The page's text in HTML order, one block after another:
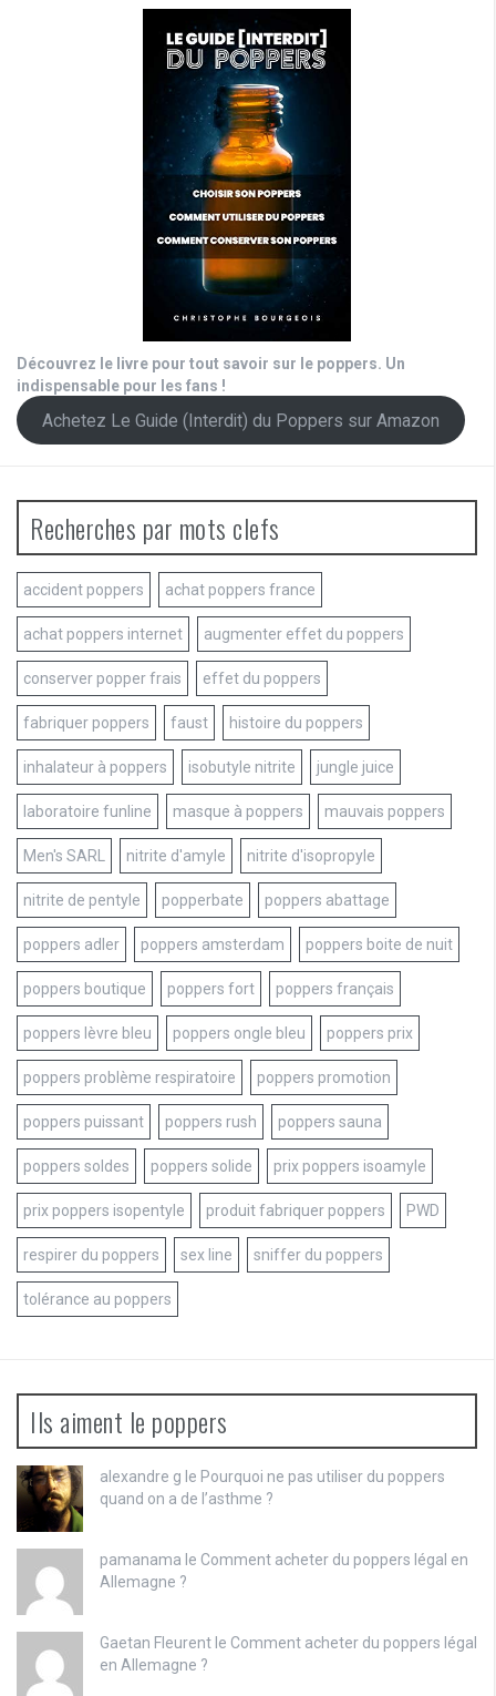
Découvrez le livre pour tout savoir sur le poppers. Un
indispensable pour les fans !
Achetez Le Guide (Interdit) du Poppers sur Amazon
Recherches par mots clefs
accident poppers achat poppers france
achat poppers internet augmenter effet du poppers
conserver popper frais effet du poppers
fabriquer poppers faust histoire du poppers
inhalateur à poppers isobutyle nitrite jungle juice
laboratoire funline masque à poppers mauvais poppers
Men's SARL nitrite d'amyle nitrite d'isopropyle
nitrite de pentyle popperbate poppers abattage
poppers adler poppers amsterdam poppers boite de nuit
poppers boutique poppers fort poppers français
poppers lèvre bleu poppers ongle bleu poppers prix
poppers problème respiratoire poppers promotion
poppers puissant poppers rush poppers sauna
poppers soldes poppers solide prix poppers isoamyle
prix poppers isopentyle produit fabriquer poppers PWD
respirer du poppers sex line sniffer du poppers
tolérance au poppers
Ils aiment le poppers
alexandre g le Pourquoi ne pas utiliser du poppers
quand on a de l’asthme ?
pamanama le Comment acheter du poppers légal en
Allemagne ?
Gaetan Fleurent le Comment acheter du poppers légal
en Allemagne ?